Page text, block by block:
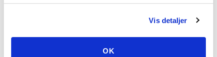
Vis detaljer
OK
solnedgangen.
Bliv ikke bekymret hvis det bliver beskidt - det kan sagtens
Dogma halsbåndet er 20 mm bredt. En rigtigt god bredde der
kan bruges af de fleste hunde. Det fås i 3 størrelser.